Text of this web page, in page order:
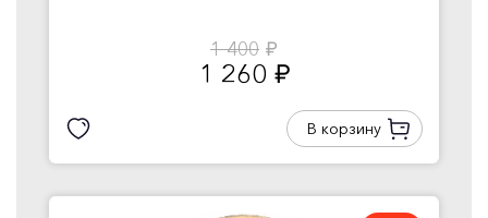
1 400 руб.
1 260 руб.
В корзину